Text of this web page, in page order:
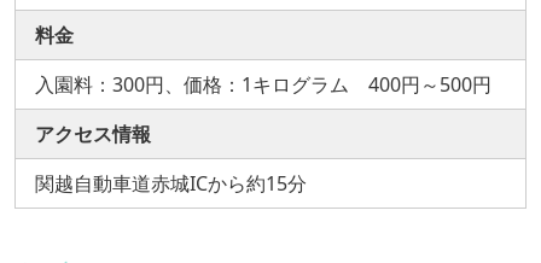
料金
入園料：300円、価格：1キログラム 400円～500円
アクセス情報
関越自動車道赤城ICから約15分